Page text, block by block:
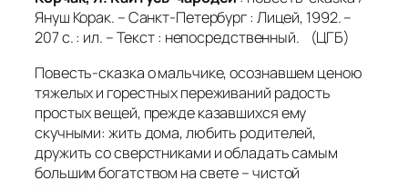
Януш Корак. – Санкт-Петербург : Лицей, 1992. –
207 с. : ил. – Текст : непосредственный. (ЦГБ)
Повесть-сказка о мальчике, осознавшем ценою
тяжелых и горестных переживаний радость
простых вещей, прежде казавшихся ему
скучными: жить дома, любить родителей,
дружить со сверстниками и обладать самым
большим богатством на свете – чистой